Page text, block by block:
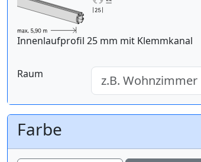
Innenlaufprofil 25 mm mit Klemmkanal
Raum
Farbe